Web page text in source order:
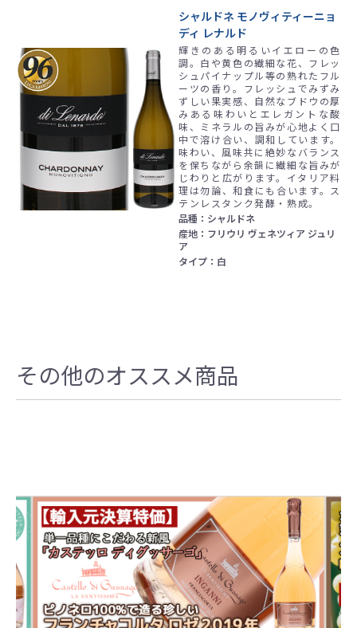
シャルドネ モノヴィティーニョ
ディ レナルド
輝きのある明るいイエローの色
調。白や黄色の繊細な花、フレッ
シュパイナップル等の熟れたフル
ーツの香り。フレッシュでみずみ
ずしい果実感、自然なブドウの厚
みある味わいとエレガントな酸
味、ミネラルの旨みが心地よく口
中で溶け合い、調和しています。
味わい、風味共に絶妙なバランス
を保ちながら余韻に繊細な旨みが
じわりと広がります。イタリア料
理は勿論、和食にも合います。ス
テンレスタンク発酵・熟成。
品種：シャルドネ
産地：フリウリ ヴェネツィア ジュリ
ア
タイプ：白
その他のオススメ商品